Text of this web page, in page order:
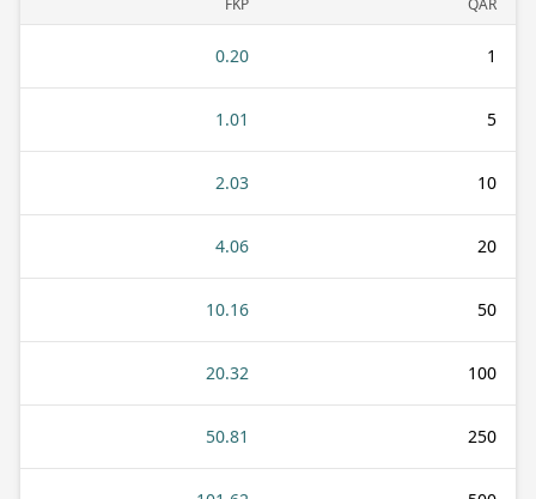
QAR
FKP
1
0.20
5
1.01
10
2.03
20
4.06
50
10.16
100
20.32
250
50.81